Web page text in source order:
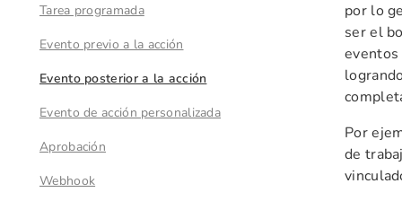
Tarea programada
Evento previo a la acción
Evento posterior a la acción
Evento de acción personalizada
Aprobación
Webhook
por lo
ser el
eventos
Por
de